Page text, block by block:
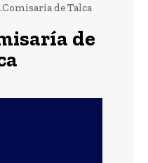
de Talca
de